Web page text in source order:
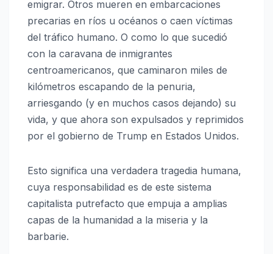
emigrar. Otros mueren en embarcaciones
precarias en ríos u océanos o caen víctimas
del tráfico humano. O como lo que sucedió
con la caravana de inmigrantes
centroamericanos, que caminaron miles de
kilómetros escapando de la penuria,
arriesgando (y en muchos casos dejando) su
vida, y que ahora son expulsados y reprimidos
por el gobierno de Trump en Estados Unidos.
Esto significa una verdadera tragedia humana,
cuya responsabilidad es de este sistema
capitalista putrefacto que empuja a amplias
capas de la humanidad a la miseria y la
barbarie.